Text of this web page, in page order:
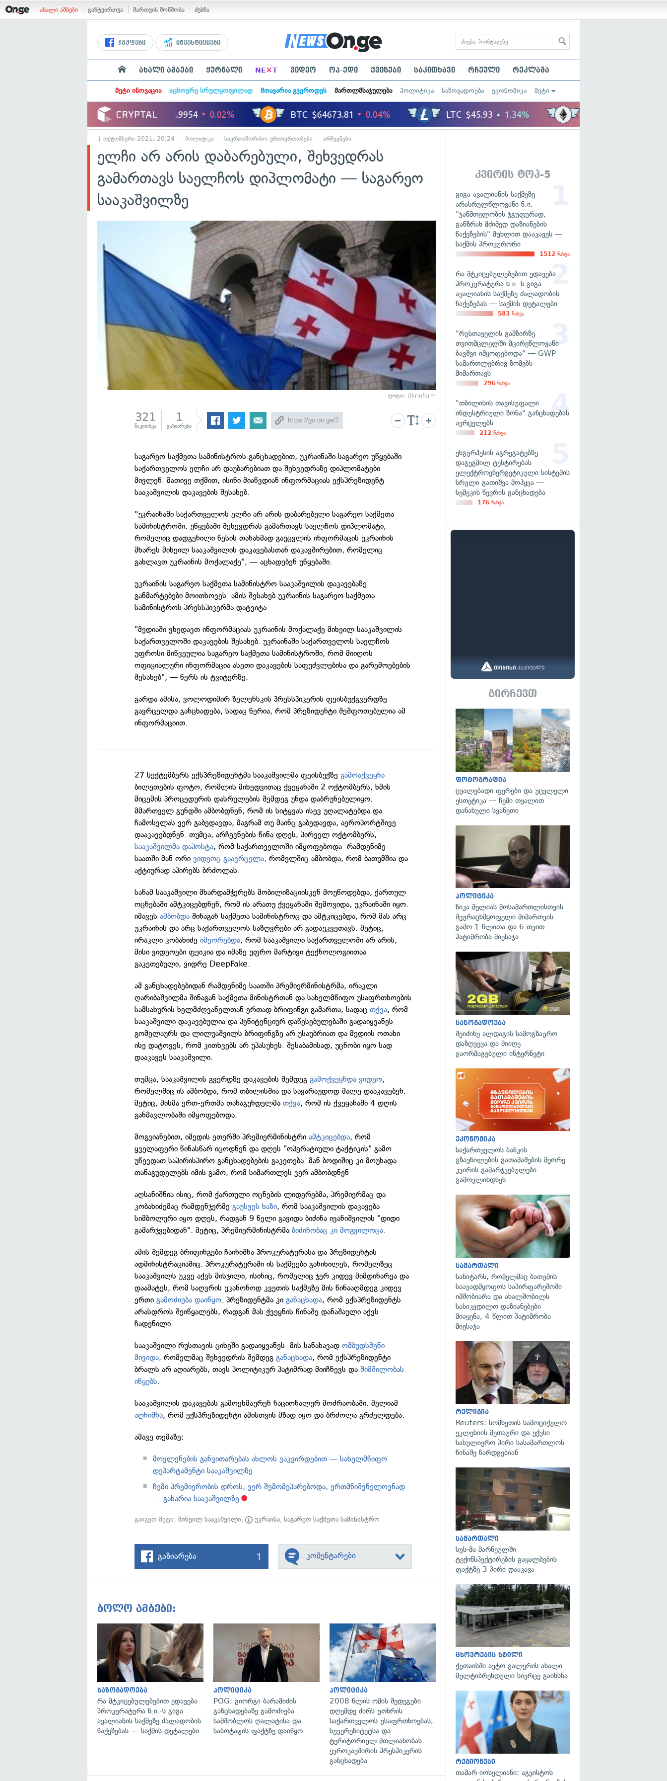
ახალი ამბები განტვირთვა მართვის მოწმობა ძებნა
ჯგუფები ინვესტიციები
ახალი ამბები ჟურნალი NE×T ვიდეო ოპ-ედი ქვიზები საკითხავი რჩეული რეკლამა
მეტი ინოვაცია იცხოვრე სრულყოფილად მთავარია გჯეროდეს მართლმსაჯულება პოლიტიკა საზოგადოება ეკონომიკა მეტი
1 ოქტომბერი 2021, 20:24 პოლიტიკა საერთაშორისო ურთიერთობები არჩევნები
ელჩი არ არის დაბარებული, შეხვედრას
გამართავს საელჩოს დიპლომატი — საგარეო
სააკაშვილზე
ფოტო: Ukrinform
321
წაკითხვა
1
გაზიარება
საგარეო საქმეთა სამინისტროს განცხადებით, უკრაინაში საგარეო უწყებაში
საქართველოს ელჩი არ დაუბარებიათ და შეხვედრაზე დიპლომატები
მივლენ. მათივე თქმით, ისინი მიაწვდიან ინფორმაციას ექსპრეზიდენტ
სააკაშვილის დაკავების შესახებ.
"უკრაინაში საქართველოს ელჩი არ არის დაბარებული საგარეო საქმეთა
სამინისტროში. უწყებაში შეხევდრას გამართავს საელჩოს დიპლომატი,
რომელიც დადგენილი წესის თანახმად გაუცვლის ინფორმაცის უკრაინის
მხარეს მიხეილ სააკაშვილის დაკავებასთან დაკავშირებით, რომელიც
გახლავთ უკრაინის მოქალაქე", — აცხადებენ უწყებაში.
უკრაინის საგარეო საქმეთა სამინისტრო სააკაშვილის დაკავებაზე
განმარტებები მოითხოვეს. ამის შესახებ უკრაინის საგარეო საქმეთა
სამინისტროს პრესსპიკერმა დატვიტა.
"მედიაში ვხედავთ ინფორმაციას უკრაინის მოქალაქე მიხეილ სააკაშვილის
საქართველოში დაკავების შესახებ. უკრაინაში საქართველოს საელჩოს
უფროსი მიწვეულია საგარეო საქმეთა სამინისტროში, რომ მიიღოს
ოფიციალური ინფორმაცია ასეთი დაკავების საფუძვლებისა და გარემოებების
შესახებ", — წერს ის ტვიტერზე.
გარდა ამისა, ვოლოდიმირ ზელენსკის პრესსპიკერის ფეისბუქგვერდზე
გავრცელდა განცხადება, სადაც წერია, რომ პრეზიდენტი შეშფოთებულია ამ
ინფორმაციით.
27 სექტემბერს ექსპრეზიდენტმა სააკაშვილმა ფეისბუქზეგამოაქვეყნა
ბილეთების ფოტო, რომლის მიხედვითაც ქვეყანაში 2 ოქტომბერს, ხმის
მიცემის პროცედურის დასრულების შემდეგ უნდა დაბრუნებულიყო.
მმართველ გუნდში ამბობდნენ, რომ ის სიტყვას ისევ უღალატებდა და
ჩამოსვლას ვერ გაბედავდა, მაგრამ თუ მაინც გაბედავდა, აეროპორტშივე
დააკავებდნენ. თუმცა, არჩევნების წინა დღეს, პირველ ოქტომბერს,
სააკაშვილმა დაპოსტა, რომ საქართველოში იმყოფებოდა. რამდენიმე
საათში მან ორივიდეოც გაავრცელა, რომელშიც ამბობდა, რომ ბათუმშია და
აქტიურად აპირებს ბრძოლას.
სანამ სააკაშვილი მხარდამჭერებს მობილიზაციისკენ მოუწოდებდა, ქართულ
ოცნებაში ამტკიცებდნენ, რომ ის არათუ ქვეყანაში შემოვიდა, უკრაინაში იყო.
იმავესამბობდაშინაგან საქმეთა სამინისტროც და ამტკიცებდა, რომ მას არც
უკრაინის და არც საქართველოს საზღვრები არ გადაუკვეთავს. მეტიც,
ირაკლი კობახიძეიმეორებდა, რომ სააკაშვილი საქართველოში არ არის,
მისი ვიდეოები ფეიკია და იმაზე უფრო მარტივი ტექნოლოგიითაა
გაკეთებული, ვიდრე DeepFake.
ამ განცხადებებიდან რამდენიმე საათში პრემიერმინისტრმა, ირაკლი
ღარიბაშვილმა შინაგან საქმეთა მინისტრთან და სახელმწიფო უსაფრთხოების
სამსახურის ხელმძღვანელთან ერთად ბრიფინგი გამართა, სადაცთქვა, რომ
სააკაშვილი დაკავებულია და პენიტენციურ დაწესებულებაში გადაიყვანეს.
გომელაურს და ლილუაშვილს ბრიფინგზე არ უსაუბრიათ და მედიის ოთახი
ისე დატოვეს, რომ კითხვებს არ უპასუხეს. შესაბამისად, უცნობი იყო სად
დააკავეს სააკაშვილი.
თუმცა, სააკაშვილის გვერდზე დაკავების შემდეგგამოქვეყნდა ვიდეო,
რომელშიც ის ამბობდა, რომ თბილისშია და სავარაუდოდ მალე დააკავებენ.
მეტიც, მისმა ერთ-ერთმა თანაგუნდელმათქვა, რომ ის ქვეყანაში 4 დღის
განმავლობაში იმყოფებოდა.
მოგვიანებით, იმედის ეთერში პრემიერმინისტრიამტკიცებდა, რომ
ყველაფერი წინასწარ იცოდნენ და დღეს "ოპერატიული ტაქტიკის" გამო
უწევდათ საპირისპირო განცხადებების გაკეთება. მან ბოდიშიც კი მოუხადა
თანაგუდელებს იმის გამო, რომ სიმართლეს ვერ ამბობდნენ.
აღსანიშნია ისიც, რომ ქართული ოცნების ლიდერებმა, პრემიერმაც და
კობახიძემაც რამდენჯერმეგაუსვეს ხაზი, რომ სააკაშვილის დაკავება
სიმბოლური იყო დღეს, რადგან 9 წელი გავიდა ბიძინა ივანიშვილის "დიდი
გამარჯვებიდან". მეტიც, პრემიერმინისტრმაბიძინობაც კი მოგვილოცა.
ამის შემდეგ ბრიფინგები ჩაინიშნა პროკურატურასა და პრეზიდენტის
ადმინისტრაციაშიც. პროკურატურაში ის საქმეები განიხილეს, რომელზეც
სააკაშვილს უკვე აქვს მისჯილი, ისინიც, რომელიც ჯერ კიდევ მიმდინარეა და
დაამატეს, რომ საღვრის უკანონოდ კვეთის საქმეზე მის წინააღმდეგ კიდევ
ერთიგამოძიება დაიწყო. პრეზიდენტმა კიგანაცხადა, რომ ექსპრეზიდენტს
არასდროს შეიწყალებს, რადგან მას ქვეყნის წინაშე დანაშაული აქვს
ჩადენილი.
სააკაშვილი რუსთავის ციხეში გადაიყვანეს. მის სანახავადომბუდსმენი
მივიდა, რომელმაც შეხვედრის შემდეგგანაცხადა, რომ ექსპრეზიდენტი
ბრალს არ აღიარებს, თავს პოლიტიკურ პატიმრად მიიჩნევს დაშიმშილობას
იწყებს.
სააკაშვილის დაკავებას გამოეხმაურენ ნაციონალურ მოძრაობაში. მელიამ
აღნიშნა, რომ ექსპრეზიდენტი ამისთვის მზად იყო და ბრძოლა გრძელდება.
ამავე თემაზე:
მოვლენების განვითარებას ახლოს ვაკვირდებით — სახელმწიფო
დეპარტამენტი სააკაშვილზე
ჩემი პრემიერობის დროს, ვერ შემომეპარებოდა, ერთმნიშვნელოვნად
— გახარია სააკაშვილზე
გაიგეთ მეტი:მიხეილ სააკაშვილი, უკრაინა,საგარეო საქმეთა სამინისტრო
გაზიარება 1 კომენტარები
ბოლო ამბები:
საზოგადოება
რა მტკიცებულებებით ედავება
პროკურატურა ნ.ი.-ს გიგა
ავალიანის საქმეზე ძალადობის
წაქეზებას — საქმის დეტალები
გადახედვა
პოლიტიკა
POG: გიორგი ბარამიძის
განცხადებაზე გამოძიება
სამშობლოს ღალატისა და
საბოტაჟის ფაქტზე დაიწყო
გადახედვა
პოლიტიკა
2008 წლის ომის შედეგები
დღემდე ძირს უთხრის
საქართველოს უსაფრთხოებას,
სუვერენიტეტსა და
ტერიტორიულ მთლიანობას —
ევროკავშირის პრესპიკერის
განცხადება
კვირის ტოპ-5
გიგა ავალიანის საქმეზე
არასრულწლოვანი ნ.ი.
"ჯანმთელობის ჯგუფურად,
განზრახ მძიმედ დაზიანების
წაქეზების" მუხლით დააკავეს —
საქმის პროკურორი
1512 ნახვა
რა მტკიცებულებებით ედავება
პროკურატურა ნ.ი.-ს გიგა
ავალიანის საქმეზე ძალადობის
წაქეზებას — საქმის დეტალები
583 ნახვა
"რუსთაველის გამზირზე
თვითმცლელში მცირეწლოვანი
ბავშვი იმყოფებოდა" — GWP
სამართლებრივ ზომებს
მიმართავს
296 ნახვა
"თბილისის თავისუფალი
ინდუსტრიული ზონა" განცხადებას
ავრცელებს
212 ნახვა
ენგურჰესის აგრეგატებზე
დაგეგმილ ტესტირებას
ელექტროენერგეტიკული სისტემის
სრული გათიშვა მოჰყვა —
სემეკის წევრის განცხადება
176 ნახვა
გირჩევთ
ფოტოგრაფია
ცვალებადი ფერები და უცვლელი
ესთეტიკა — ჩემი თვალით
დანახული სვანეთი
პოლიტიკა
ნიკა მელიას მოსამართლისთვის
შეურაცხმყოფელი მიმართვის
გამო 1 წლითა და 6 თვით
პატიმრობა მიესაჯა
საზოგადოება
შეიძინე ალდაგის სამოგზაურო
დაზღვევა და მიიღე
გაორმაგებული ინტერნეტი
ეკონომიკა
საქართველოს ბანკის
გზავნილების გათამაშების მეორე
კვირის გამარჯვებულები
გამოვლინდნენ
სამართალი
სანიტარს, რომელმაც ბათუმის
საავადმყოფოს საპირფარეშოში
იმშობიარა და ახალშობილს
სასიკვდილო დაზიანებები
მიაყენა, 4 წლით პატიმრობა
მიესაჯა
რელიგია
Reuters: სომხეთის სამოციქულო
ეკლესიის მეთაური და ექვსი
სასულიერო პირი სასამართლოს
წინაშე წარდგებიან
სამართალი
სუს-მა მარნეულში
ტექინსპექტირების გაყალბების
ფაქტზე 3 პირი დააკავა
ცხოვრების სტილი
ქუთაისში ავტო გალერის ახალი
მულტიბრენდული სივრცე გაიხსნა
რეგიონები
თამარ იოსელიანი: აგვისტოს